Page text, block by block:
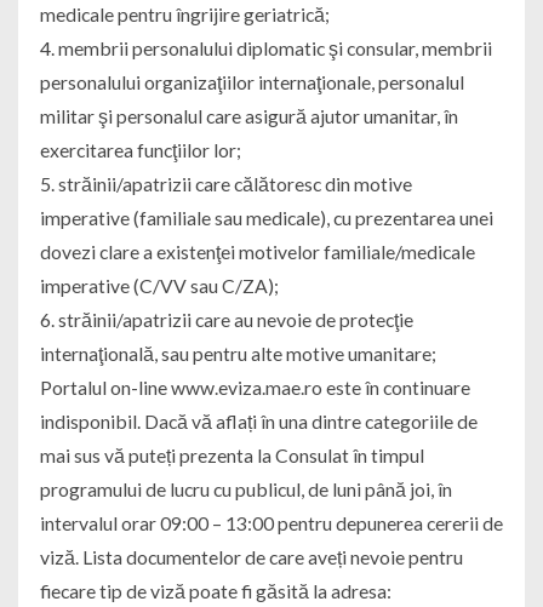
medicale pentru îngrijire geriatrică;
4. membrii personalului diplomatic şi consular, membrii
personalului organizaţiilor internaţionale, personalul
militar şi personalul care asigură ajutor umanitar, în
exercitarea funcţiilor lor;
5. străinii/apatrizii care călătoresc din motive
imperative (familiale sau medicale), cu prezentarea unei
dovezi clare a existenţei motivelor familiale/medicale
imperative (C/VV sau C/ZA);
6. străinii/apatrizii care au nevoie de protecţie
internaţională, sau pentru alte motive umanitare;
Portalul on-line www.eviza.mae.ro este în continuare
indisponibil. Dacă vă aflați în una dintre categoriile de
mai sus vă puteți prezenta la Consulat în timpul
programului de lucru cu publicul, de luni până joi, în
intervalul orar 09:00 – 13:00 pentru depunerea cererii de
viză. Lista documentelor de care aveți nevoie pentru
fiecare tip de viză poate fi găsită la adresa: